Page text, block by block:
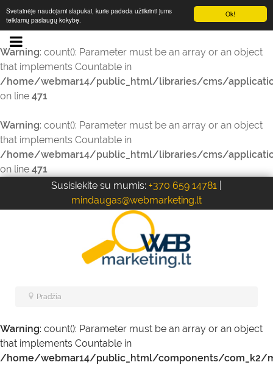
Ok!
Svetainėje naudojami slapukai, kurie padeda užtikrinti jums
teikiamų paslaugų kokybę.
Warning: count(): Parameter must be an array or an object
that implements Countable in
/home/webmar14/public_html/libraries/cms/
on line 471
Warning: count(): Parameter must be an array or an object
that implements Countable in
/home/webmar14/public_html/libraries/cms/
on line 471
Susisiekite su mumis: +370 659 14781
Pradžia
Warning: count(): Parameter must be an array or an object
that implements Countable in
/home/webmar14/public_html/components/com_k2/